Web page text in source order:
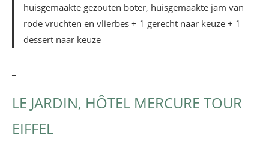
huisgemaakte gezouten boter, huisgemaakte jam van
rode vruchten en vlierbes + 1 gerecht naar keuze + 1
dessert naar keuze
LE JARDIN, HÔTEL MERCURE TOUR
EIFFEL